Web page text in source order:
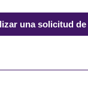
una solicitud